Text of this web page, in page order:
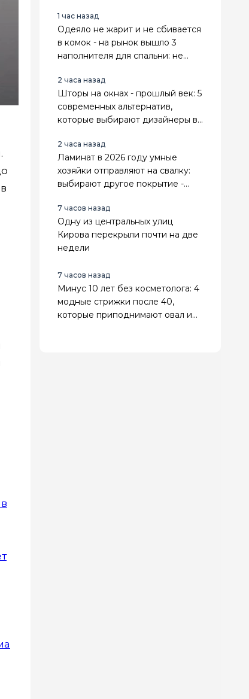
1 час назад
Одеяло не жарит и не сбивается
в комок - на рынок вышло 3
наполнителя для спальни: не
дольше
2 часа назад
Шторы на окнах - прошлый век: 5
современных альтернатив,
которые выбирают дизайнеры в
2 часа назад
Ламинат в 2026 году умные
хозяйки отправляют на свалку:
выбирают другое покрытие -
7 часов назад
Одну из центральных улиц
Кирова перекрыли почти на две
недели
7 часов назад
Минус 10 лет без косметолога: 4
модные стрижки после 40,
которые приподнимают овал и